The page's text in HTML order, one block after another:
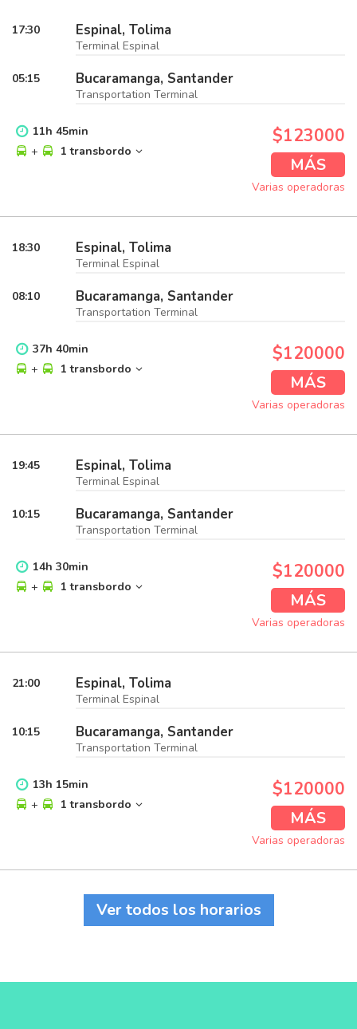
17:30 Espinal, Tolima
Terminal Espinal
05:15 Bucaramanga, Santander
Transportation Terminal
11h 45min
+
1 transbordo
$123000
MÁS
Varias operadoras
18:30 Espinal, Tolima
Terminal Espinal
08:10 Bucaramanga, Santander
Transportation Terminal
37h 40min
+
1 transbordo
$120000
MÁS
Varias operadoras
19:45 Espinal, Tolima
Terminal Espinal
10:15 Bucaramanga, Santander
Transportation Terminal
14h 30min
+
1 transbordo
$120000
MÁS
Varias operadoras
21:00 Espinal, Tolima
Terminal Espinal
10:15 Bucaramanga, Santander
Transportation Terminal
13h 15min
+
1 transbordo
$120000
MÁS
Varias operadoras
Ver todos los horarios